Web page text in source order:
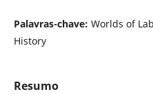
Palavras-chave: Worlds of
History
Resumo